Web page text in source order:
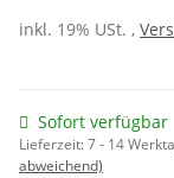
inkl. 19% USt. ,
Sofort verfügbar
Lieferzeit:7 - 14
abweichend)